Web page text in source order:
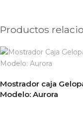
Productos
Mostrador caja
Modelo: Aurora